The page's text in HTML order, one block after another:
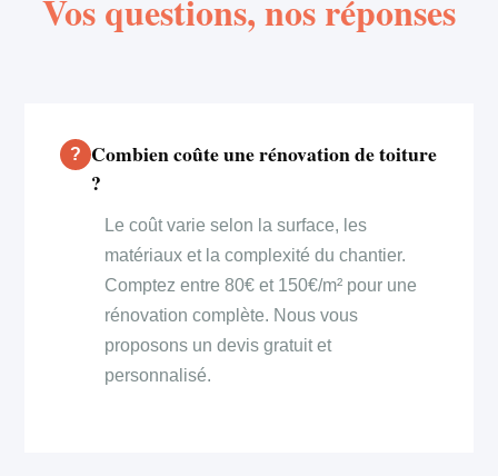
Vos questions, nos réponses
Combien coûte une rénovation de toiture
?
Le coût varie selon la surface, les
matériaux et la complexité du chantier.
Comptez entre 80€ et 150€/m² pour une
rénovation complète. Nous vous
proposons un devis gratuit et
personnalisé.